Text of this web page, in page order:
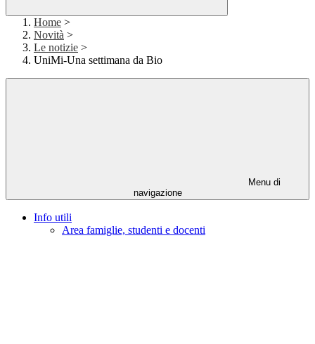
Home >
Novità >
Le notizie >
UniMi-Una settimana da Bio
Menu di
navigazione
Info utili
Area famiglie, studenti e docenti